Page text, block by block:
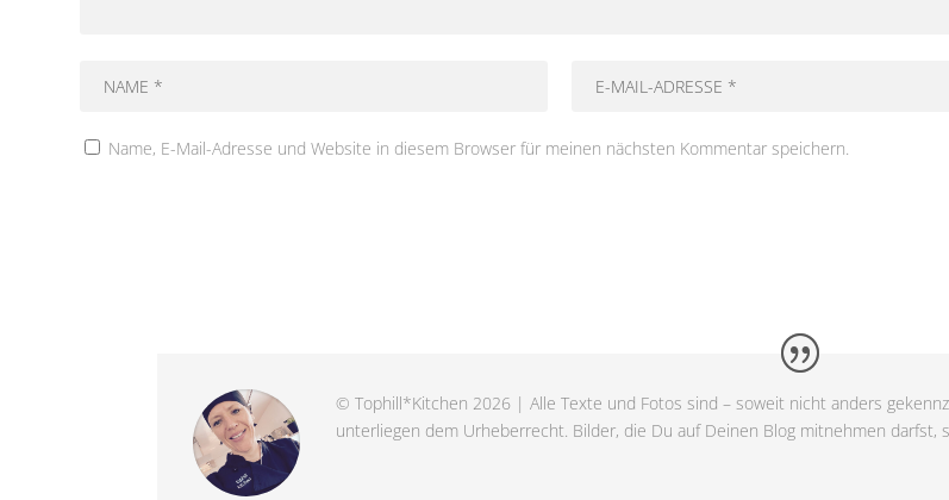
Name, E-Mail-Adresse und Website in diesem Browser für meinen nächsten Kommentar speichern.
© Tophill*Kitchen 2026 | Alle Texte und Fotos sind – soweit nicht anders
unterliegen dem Urheberrecht. Bilder, die Du auf Deinen Blog mitnehmen darfst,